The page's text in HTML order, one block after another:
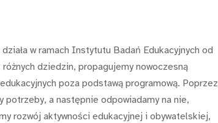
działa w ramach Instytutu Badań Edukacyjnych od
dziedzin, propagujemy nowoczesną
poza podstawą programową. Poprzez
potrzeby, a następnie odpowiadamy na nie,
rozwój aktywności edukacyjnej i obywatelskiej,